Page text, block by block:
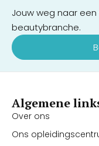
Jouw weg naar
beautybranche.
Algemene
Over ons
Ons